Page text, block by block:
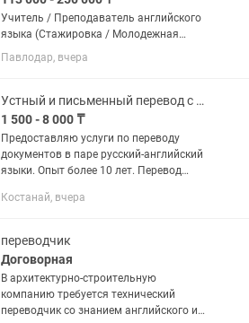
Учитель / Преподаватель английского
языка (Стажировка / Молодежная
практика) О работодателе: Центр
современных языков «Лингвастан»
позицию преподавателя в рамках...
Павлодар, вчера
Устный и письменный перевод с английского на русский
1 500 - 8 000 ₸
Предоставляю услуги по переводу
документов в паре русский-английский
языки. Опыт более 10 лет. Перевод
технические инструкции,
Костанай, вчера
переводчик
Договорная
В архитектурно-строительную
компанию требуется технический
переводчик со знанием английского и